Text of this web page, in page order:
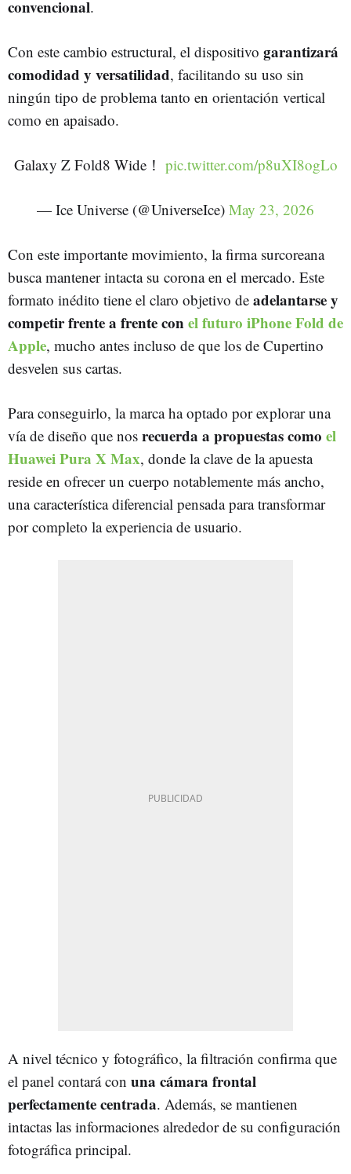
convencional.
Con este cambio estructural, el dispositivo garantizará
comodidad y versatilidad, facilitando su uso sin
ningún tipo de problema tanto en orientación vertical
como en apaisado.
Galaxy Z Fold8 Wide！ pic.twitter.com/p8uXI8ogLo
— Ice Universe (@UniverseIce) May 23, 2026
Con este importante movimiento, la firma surcoreana
busca mantener intacta su corona en el mercado. Este
formato inédito tiene el claro objetivo de adelantarse y
competir frente a frente conel futuro iPhone Fold de
Apple, mucho antes incluso de que los de Cupertino
desvelen sus cartas.
Para conseguirlo, la marca ha optado por explorar una
vía de diseño que nos recuerda a propuestas como el
Huawei Pura X Max, donde la clave de la apuesta
reside en ofrecer un cuerpo notablemente más ancho,
una característica diferencial pensada para transformar
por completo la experiencia de usuario.
A nivel técnico y fotográfico, la filtración confirma que
el panel contará con una cámara frontal
perfectamente centrada. Además, se mantienen
intactas las informaciones alrededor de su configuración
fotográfica principal.